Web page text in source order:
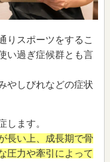
りスポーツをするこ
い過ぎ症候群とも言
やしびれなどの症状
します。
長い上、成長期で骨
圧力や牽引によって